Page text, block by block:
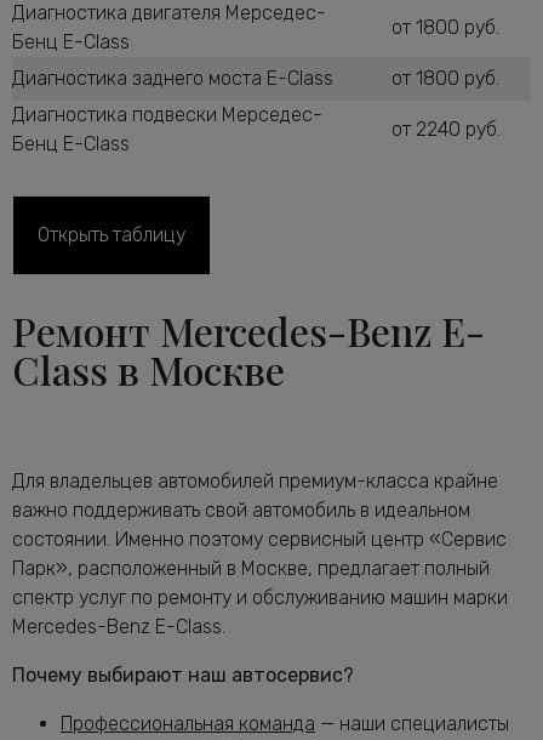
Диагностика двигателя Мерседес-
Бенц E-Class
от 1800 руб.
Диагностика заднего моста E-Class
от 1800 руб.
Диагностика подвески Мерседес-
Бенц E-Class
от 2240 руб.
Class
Диагностика ТНВД дизельного
Мерседес-Бенц E-Class
Диагностика ходовой части
Мерседес-Бенц E-Class
Class
от 1160 руб.
Замена воздушного фильтра
Мерседес-Бенц E-Class
от 680 руб.
Замена задних тормозных дисков
Мерседес-Бенц E-Class
от 1640 руб.
Замена задних тормозных колодок
Мерседес-Бенц E-Class
E-Class
Открыть таблицу
Ремонт Mercedes-Benz E-
Class в Москве
Для владельцев автомобилей премиум-класса крайне
важно поддерживать свой автомобиль в идеальном
состоянии. Именно поэтому сервисный центр «Сервис
Парк», расположенный в Москве, предлагает полный
спектр услуг по ремонту и обслуживанию машин марки
Mercedes-Benz E-Class.
Почему выбирают наш автосервис?
Профессиональная команда — наши специалисты